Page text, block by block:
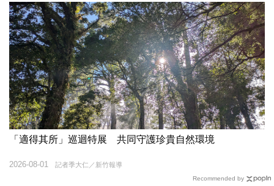
「適得其所」巡迴特展 共同守護珍貴自然環境
記者季大仁／新竹報導
2026-08-01
Recommended by